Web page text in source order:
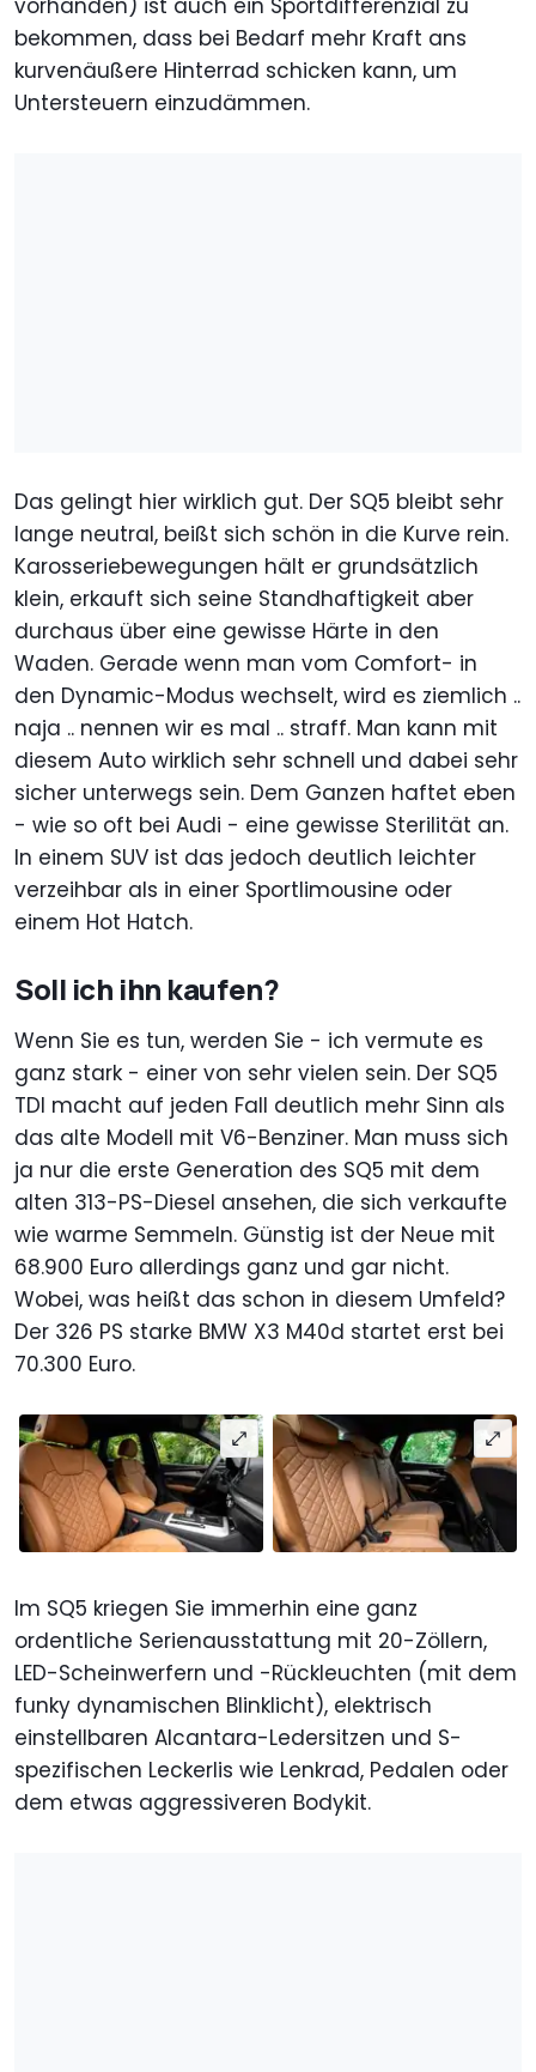
vorhanden) ist auch ein Sportdifferenzial zu
bekommen, dass bei Bedarf mehr Kraft ans
kurvenäußere Hinterrad schicken kann, um
Untersteuern einzudämmen.
Das gelingt hier wirklich gut. Der SQ5 bleibt sehr
lange neutral, beißt sich schön in die Kurve rein.
Karosseriebewegungen hält er grundsätzlich
klein, erkauft sich seine Standhaftigkeit aber
durchaus über eine gewisse Härte in den
Waden. Gerade wenn man vom Comfort- in
den Dynamic-Modus wechselt, wird es ziemlich ..
naja .. nennen wir es mal .. straff. Man kann mit
diesem Auto wirklich sehr schnell und dabei sehr
sicher unterwegs sein. Dem Ganzen haftet eben
- wie so oft bei Audi - eine gewisse Sterilität an.
In einem SUV ist das jedoch deutlich leichter
verzeihbar als in einer Sportlimousine oder
einem Hot Hatch.
Soll ich ihn kaufen?
Wenn Sie es tun, werden Sie - ich vermute es
ganz stark - einer von sehr vielen sein. Der SQ5
TDI macht auf jeden Fall deutlich mehr Sinn als
das alte Modell mit V6-Benziner. Man muss sich
ja nur die erste Generation des SQ5 mit dem
alten 313-PS-Diesel ansehen, die sich verkaufte
wie warme Semmeln. Günstig ist der Neue mit
68.900 Euro allerdings ganz und gar nicht.
Wobei, was heißt das schon in diesem Umfeld?
Der 326 PS starke BMW X3 M40d startet erst bei
70.300 Euro.
Im SQ5 kriegen Sie immerhin eine ganz
ordentliche Serienausstattung mit 20-Zöllern,
LED-Scheinwerfern und -Rückleuchten (mit dem
funky dynamischen Blinklicht), elektrisch
einstellbaren Alcantara-Ledersitzen und S-
spezifischen Leckerlis wie Lenkrad, Pedalen oder
dem etwas aggressiveren Bodykit.